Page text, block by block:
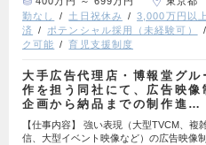
勤なし
土日祝休み 3,000万円以
済
ポテンシャル採用（未経験可）
ク可能
育児支援制度
大手広告代理店・博報堂グル
作を担う同社にて、広告映像
企画から納品までの制作進…
【仕事内容】 強い表現（大型TVCM、
信、大型イベント映像など）の広告映像